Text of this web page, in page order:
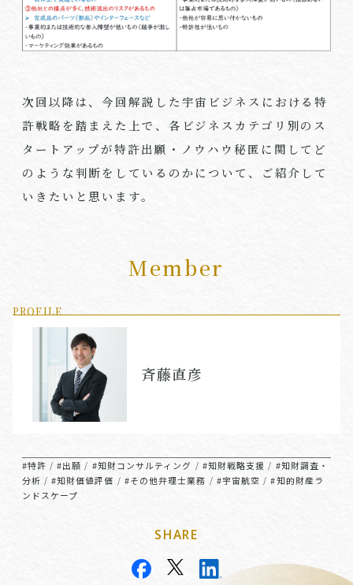
次回以降は、今回解説した宇宙ビジネスにおける特
許戦略を踏まえた上で、各ビジネスカテゴリ別のス
タートアップが特許出願・ノウハウ秘匿に関してど
のような判断をしているのかについて、ご紹介して
いきたいと思います。
Member
PROFILE
斉藤直彦
#特許 /#出願 / #知財コンサルティング / #知財戦略支援 / #知財調査・
分析 / #知財価値評価 / #その他弁理士業務 / #宇宙航空 /#知的財産ラ
ンドスケープ
SHARE